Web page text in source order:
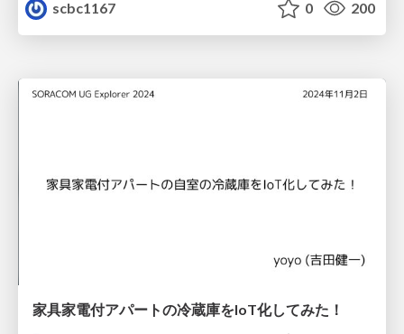
scbc1167
0 200
家具家電付アパートの冷蔵庫をIoT化してみた！